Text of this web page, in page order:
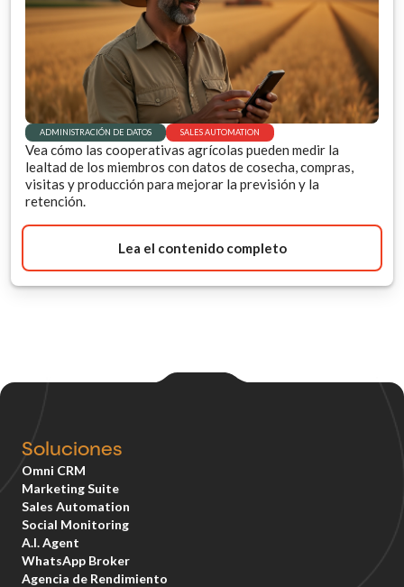
ADMINISTRACIÓN DE DATOS SALES AUTOMATION
Vea cómo las cooperativas agrícolas pueden medir la
lealtad de los miembros con datos de cosecha, compras,
visitas y producción para mejorar la previsión y la
retención.
Lea el contenido completo
Soluciones
Omni CRM
Marketing Suite
Sales Automation
Social Monitoring
A.I. Agent
WhatsApp Broker
Agencia de Rendimiento